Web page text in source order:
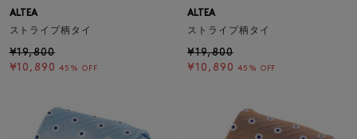
ALTEA
ストライプ柄タイ
¥19,800
¥10,890 45% OFF
ALTEA
ストライプ柄タイ
¥19,800
¥10,890 45% OFF